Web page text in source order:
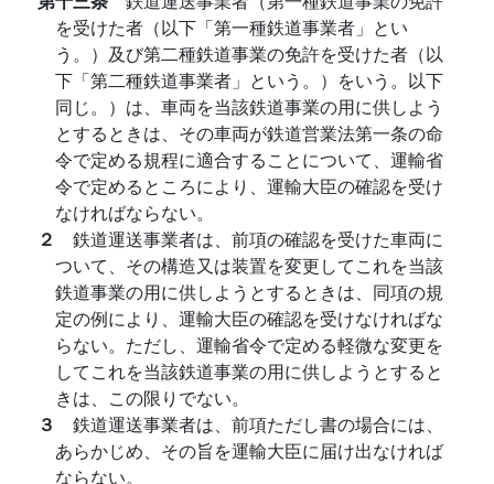
を受けた者（以下「第一種鉄道事業者」とい
う。）及び第二種鉄道事業の免許を受けた者（以
下「第二種鉄道事業者」という。）をいう。以下
同じ。）は、車両を当該鉄道事業の用に供しよう
とするときは、その車両が鉄道営業法第一条の命
令で定める規程に適合することについて、運輸省
令で定めるところにより、運輸大臣の確認を受け
なければならない。
２ 鉄道運送事業者は、前項の確認を受けた車両に
ついて、その構造又は装置を変更してこれを当該
鉄道事業の用に供しようとするときは、同項の規
定の例により、運輸大臣の確認を受けなければな
らない。ただし、運輸省令で定める軽微な変更を
してこれを当該鉄道事業の用に供しようとすると
きは、この限りでない。
３ 鉄道運送事業者は、前項ただし書の場合には、
あらかじめ、その旨を運輸大臣に届け出なければ
ならない。